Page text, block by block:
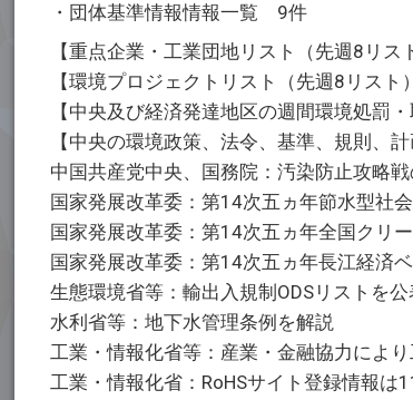
・団体基準情報情報一覧 9件
【重点企業・工業団地リスト（先週8リス
【環境プロジェクトリスト（先週8リスト
【中央及び経済発達地区の週間環境処罰
【中央の環境政策、法令、基準、規則、計
中国共産党中央、国務院：汚染防止攻略
国家発展改革委：第14次五ヵ年節水型社
国家発展改革委：第14次五ヵ年全国クリ
国家発展改革委：第14次五ヵ年長江経済
生態環境省等：輸出入規制ODSリストを公
水利省等：地下水管理条例を解説
工業・情報化省等：産業・金融協力によ
工業・情報化省：RoHSサイト登録情報は